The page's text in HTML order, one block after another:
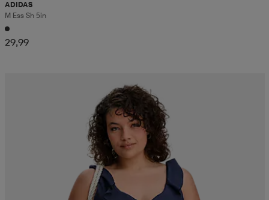
ADIDAS
M Ess Sh 5in
29,99